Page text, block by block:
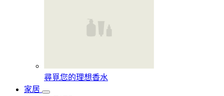
尋覓您的理想香水​
家居